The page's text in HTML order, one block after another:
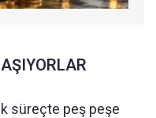
süreçte peş peşe